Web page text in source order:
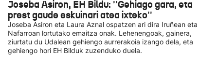
Joseba Asiron, EH Bildu: ''Gehiago gara, eta
prest gaude eskuinari atea ixteko''
Joseba Asiron eta Laura Aznal ospatzen ari dira Iruñean eta
Nafarroan lortutako emaitza onak. Lehenengoak, gainera,
ziurtatu du Udalean gehiengo aurrerakoia izango dela, eta
gehiengo hori EH Bilduk zuzenduko duela.